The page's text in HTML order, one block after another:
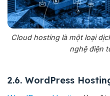
Cloud hosting là một loại
nghệ điện
2.6. WordPress